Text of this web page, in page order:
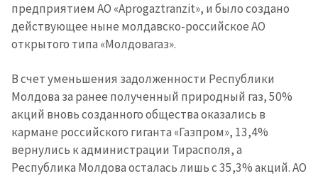
предприятием АО «Aprogaztranzit», и было создано
действующее ныне молдавско-российское АО
открытого типа «Молдовагаз».
В счет уменьшения задолженности Республики
Молдова за ранее полученный природный газ, 50%
акций вновь созданного общества оказались в
кармане российского гиганта «Газпром», 13,4%
вернулись к администрации Тирасполя, а
Республика Молдова осталась лишь с 35,3% акций. АО